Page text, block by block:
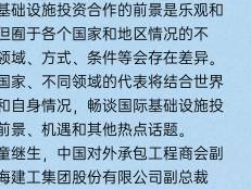
础设施投资合作的前景是乐观和
囿于各个国家和地区情况的不
域、方式、条件等会存在差异。
家、不同领域的代表将结合世界
自身情况，畅谈国际基础设施投
景、机遇和其他热点话题。
继生，中国对外承包工程商会副
建工集团股份有限公司副总裁